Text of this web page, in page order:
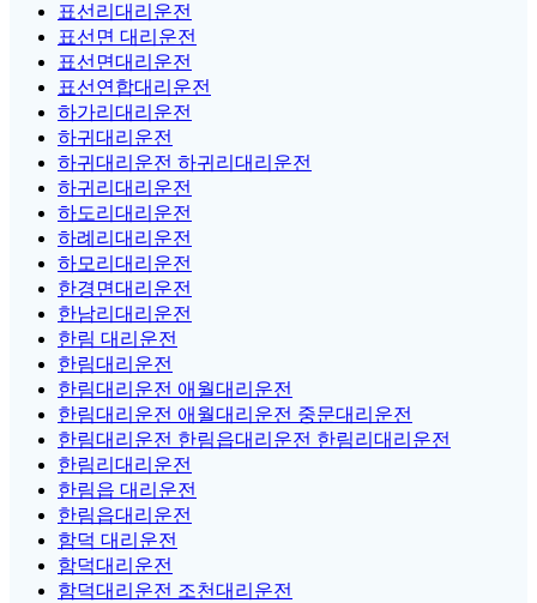
표선리대리운전
표선면 대리운전
표선면대리운전
표선연합대리운전
하가리대리운전
하귀대리운전
하귀대리운전 하귀리대리운전
하귀리대리운전
하도리대리운전
하례리대리운전
하모리대리운전
한경면대리운전
한남리대리운전
한림 대리운전
한림대리운전
한림대리운전 애월대리운전
한림대리운전 애월대리운전 중문대리운전
한림대리운전 한림읍대리운전 한림리대리운전
한림리대리운전
한림읍 대리운전
한림읍대리운전
함덕 대리운전
함덕대리운전
함덕대리운전 조천대리운전